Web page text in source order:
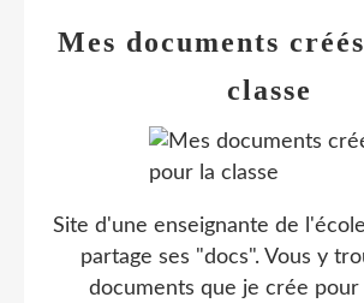
Mes documents
classe
Site d'une enseignante de
partage ses "docs". Vous y
documents que je crée pour